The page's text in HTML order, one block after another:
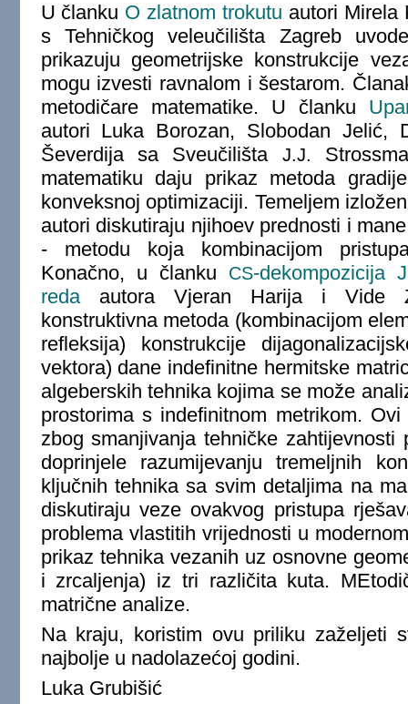
U članku O zlatnom trokutu autori Mirela
s Tehničkog veleučilišta Zagreb
prikazuju geometrijske konstrukcije
mogu izvesti ravnalom i šestarom.
metodičare matematike. U članku
autori Luka Borozan, Slobodan Jelić,
Ševerdija sa Sveučilišta J.J.
matematiku daju prikaz metoda
konveksnoj optimizaciji. Temeljem
autori diskutiraju njihoev prednosti i
- metodu koja kombinacijom
Konačno, u članku
CS-dekompozicija
redaautora Vjeran Harija i Vide
konstruktivna metoda (kombinacijom
refleksija) konstrukcije
vektora) dane indefinitne hermitske
algeberskih tehnika kojima se može
prostorima s indefinitnom metrikom.
zbog smanjivanja tehničke
doprinjele razumijevanju tremeljnih
ključnih tehnika sa svim detaljima na
diskutiraju veze ovakvog pristupa
problema vlastitih vrijednosti u
prikaz tehnika vezanih uz osnovne
i zrcaljenja) iz tri različita kuta.
matrične analize.
Na kraju, koristim ovu priliku zaželjeti
najbolje u nadolazećoj godini.
Luka Grubišić